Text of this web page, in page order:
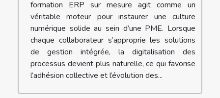
formation ERP sur mesure agit comme un
véritable moteur pour instaurer une culture
numérique solide au sein d’une PME. Lorsque
chaque collaborateur s’approprie les solutions
de gestion intégrée, la digitalisation des
processus devient plus naturelle, ce qui favorise
l’adhésion collective et l’évolution des...